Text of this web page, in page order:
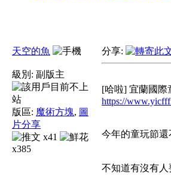
天空的魚
級別: 副版主
版區: 魔術方塊, 圖
片分享
x41
x385
分享:
[哈啦] 宜蘭國際
https://
今年的童玩節還
不知道有沒有人